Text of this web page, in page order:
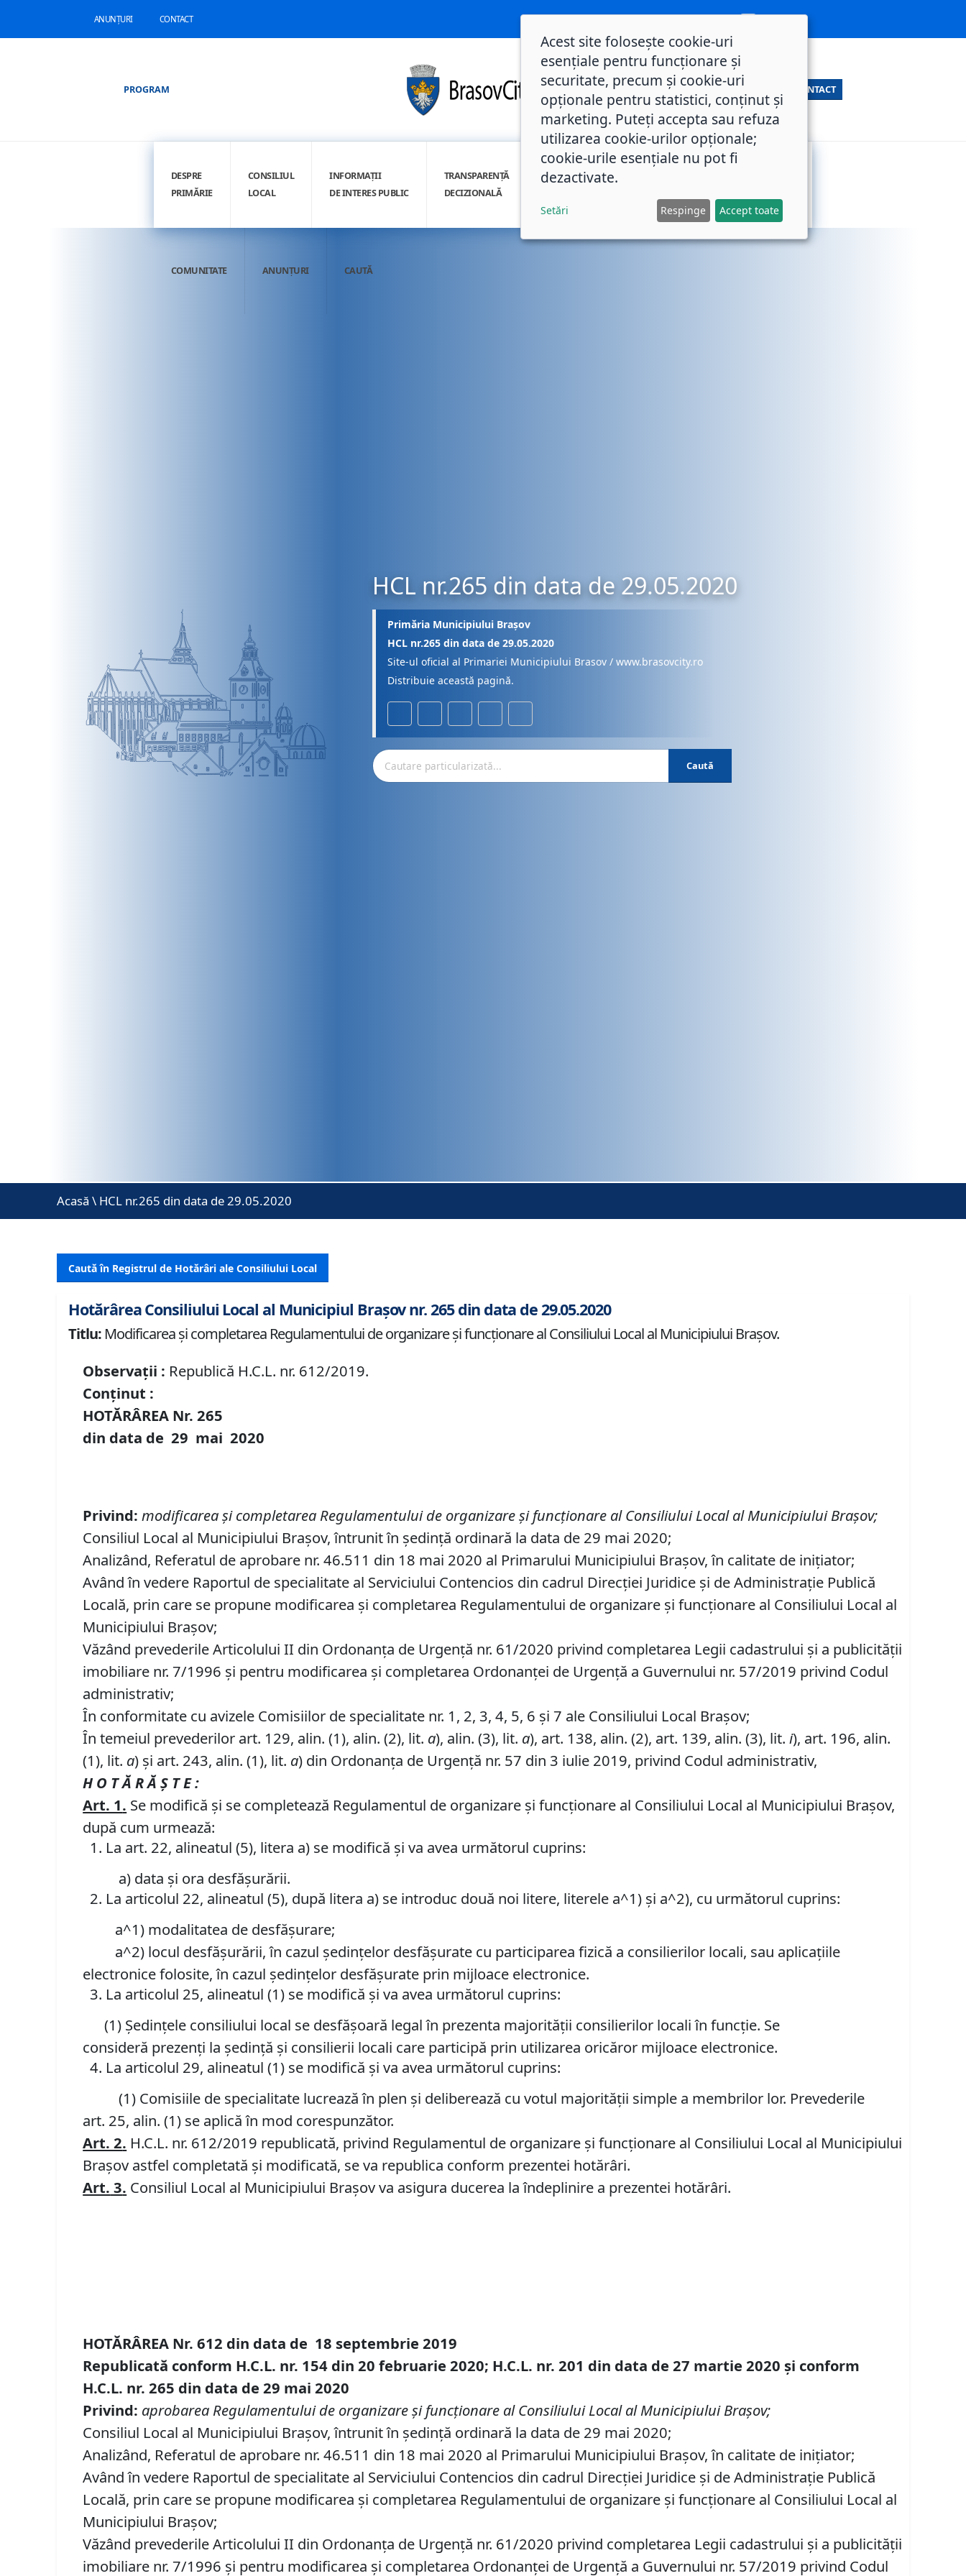
ANUNȚURI CONTACT
PROGRAM CONTACT
DESPRE
PRIMĂRIE
CONSILIUL
LOCAL
INFORMAȚII
DE INTERES PUBLIC
TRANSPARENȚĂ
DECIZIONALĂ
INTEGRITATE
COMUNITATE ANUNȚURI CAUTĂ
HCL nr.265 din data de 29.05.2020
Primăria Municipiului Brașov
HCL nr.265 din data de 29.05.2020
Site-ul oficial al Primariei Municipiului Brasov / www.brasovcity.ro
Distribuie această pagină.
Caută
Acasă \ HCL nr.265 din data de 29.05.2020
Caută în Registrul de Hotărâri ale Consiliului Local
Hotărârea Consiliului Local al Municipiul Brașov nr. 265 din data de 29.05.2020
Titlu: Modificarea și completarea Regulamentului de organizare şi funcţionare al Consiliului Local al Municipiului Braşov.
Observații : Republică H.C.L. nr. 612/2019.
Conținut :
HOTĂRÂREA Nr.265
din data de 29 mai2020
Privind: modificareași completarea Regulamentului de organizare şi funcţionare al Consiliului Local al Municipiului Braşov;
Consiliul Local al Municipiului Brașov, întrunit în ședință ordinară la data de 29 mai 2020;
Analizând, Referatul de aprobare nr. 46.511 din 18 mai 2020 al Primarului Municipiului Brașov, în calitate de iniţiator;
Având în vedere Raportul de specialitate al Serviciului Contencios din cadrul Direcţiei Juridice şi de Administraţie Publică
Locală, prin care se propune modificarea și completarea Regulamentului de organizare şi funcţionare al Consiliului Local al
Municipiului Braşov;
Văzând prevederile Articolului II din Ordonanța de Urgență nr. 61/2020 privind completarea Legii cadastrului și a publicității
imobiliare nr. 7/1996 și pentru modificarea și completarea Ordonanței de Urgență a Guvernului nr. 57/2019 privind Codul
administrativ;
În conformitate cu avizele Comisiilor de specialitate nr. 1, 2, 3, 4, 5, 6 și 7 ale Consiliului Local Brașov;
În temeiul prevederilor art. 129, alin. (1), alin. (2), lit. a), alin. (3), lit. a), art. 138, alin. (2), art. 139, alin. (3), lit.i), art. 196, alin.
(1), lit. a) și art. 243, alin. (1), lit. a) din Ordonanța de Urgență nr. 57 din 3 iulie 2019, privind Codul administrativ,
H O T Ă R Ă Ş T E :
Art. 1. Se modifică și se completează Regulamentul de organizare şi funcţionare al Consiliului Local al Municipiului Braşov,
după cum urmează:
La art. 22, alineatul (5), litera a) se modifică și va avea următorul cuprins:
a) data și ora desfășurării.
La articolul 22, alineatul (5), după litera a) se introduc două noi litere, literele a^1) și a^2), cu următorul cuprins:
a^1) modalitatea de desfășurare;
a^2) locul desfășurării, în cazul ședințelor desfășurate cu participarea fizică a consilierilor locali, sau aplicațiile
electronice folosite, în cazul ședințelor desfășurate prin mijloace electronice.
La articolul 25, alineatul (1) se modifică și va avea următorul cuprins:
(1) Ședințele consiliului local se desfășoară legal în prezenta majorității consilierilor locali în funcție. Se
consideră prezenți la ședință și consilierii locali care participă prin utilizarea oricăror mijloace electronice.
La articolul 29, alineatul (1) se modifică și va avea următorul cuprins:
(1) Comisiile de specialitate lucrează în plen și deliberează cu votul majorității simple a membrilor lor. Prevederile
art. 25, alin. (1) se aplică în mod corespunzător.
Art. 2. H.C.L. nr. 612/2019 republicată, privind Regulamentul de organizare şi funcţionare al Consiliului Local al Municipiului
Braşov astfel completată şi modificată, se va republica conform prezentei hotărâri.
Art. 3. Consiliul Local al Municipiului Braşov va asigura ducerea la îndeplinire a prezentei hotărâri.
HOTĂRÂREA Nr.612 din data de 18 septembrie2019
Republicată conform H.C.L. nr. 154 din 20 februarie 2020; H.C.L. nr. 201 din data de 27 martie 2020 și conform
H.C.L. nr. 265 din data de 29 mai 2020
Privind: aprobarea Regulamentului de organizare şi funcţionare al Consiliului Local al Municipiului Braşov;
Consiliul Local al Municipiului Brașov, întrunit în ședință ordinară la data de 29 mai 2020;
Analizând, Referatul de aprobare nr. 46.511 din 18 mai 2020 al Primarului Municipiului Brașov, în calitate de iniţiator;
Având în vedere Raportul de specialitate al Serviciului Contencios din cadrul Direcţiei Juridice şi de Administraţie Publică
Locală, prin care se propune modificarea și completarea Regulamentului de organizare şi funcţionare al Consiliului Local al
Municipiului Braşov;
Văzând prevederile Articolului II din Ordonanța de Urgență nr. 61/2020 privind completarea Legii cadastrului și a publicității
imobiliare nr. 7/1996 și pentru modificarea și completarea Ordonanței de Urgență a Guvernului nr. 57/2019 privind Codul
Acest site folosește cookie-uri
esențiale pentru funcționare și
securitate, precum și cookie-uri
opționale pentru statistici, conținut și
marketing. Puteți accepta sau refuza
utilizarea cookie-urilor opționale;
cookie-urile esențiale nu pot fi
dezactivate.
Setări Respinge Accept toate